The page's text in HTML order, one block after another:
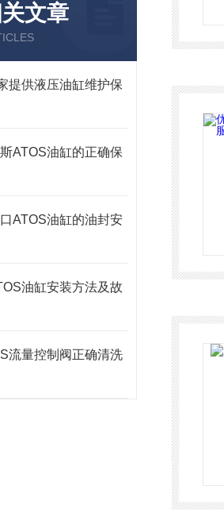
文章
提供液压油缸维护保
ATOS油缸的正确保
ATOS油缸的油封安
油缸安装方法及故
流量控制阀正确清洗